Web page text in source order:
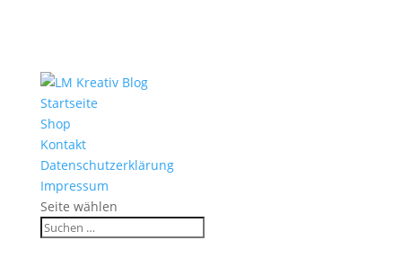
Startseite
Shop
Kontakt
Datenschutzerklärung
Impressum
Seite wählen